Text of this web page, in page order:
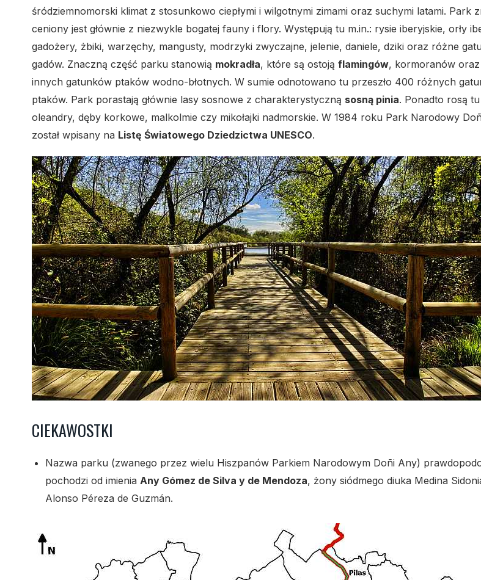
śródziemnomorski klimat z stosunkowo ciepłymi i wilgotnymi zimami oraz suchymi latami. Park
ceniony jest głównie z niezwykle bogatej fauny i flory. Występują tu m.in.: rysie iberyjskie, orły
gadożery, żbiki, warzęchy, mangusty, modrzyki zwyczajne, jelenie, daniele, dziki oraz różne
gadów. Znaczną część parku stanowią mokradła, które są ostoją flamingów, kormoranów
innych gatunków ptaków wodno-błotnych. W sumie odnotowano tu przeszło 400 różnych
ptaków. Park porastają głównie lasy sosnowe z charakterystyczną sosną pinia. Ponadto rosą
oleandry, dęby korkowe, malkolmie czy mikołajki nadmorskie. W 1984 roku Park Narodowy
został wpisany na Listę Światowego Dziedzictwa UNESCO.
CIEKAWOSTKI
Nazwa parku (zwanego przez wielu Hiszpanów Parkiem Narodowym Doñi Any)
pochodzi od imienia Any Gómez de Silva y de Mendoza, żony siódmego diuka Medina
Alonso Péreza de Guzmán.